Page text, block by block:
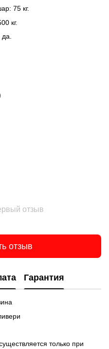
75 кг.
кг.
отзыв
отзыв
Гарантия
только при